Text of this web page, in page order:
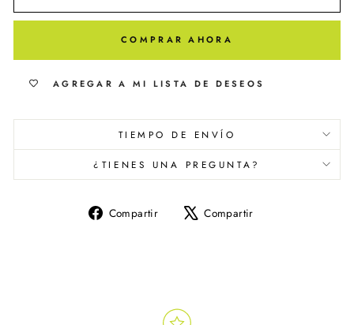
COMPRAR AHORA
AGREGAR A MI LISTA DE DESEOS
TIEMPO DE ENVÍO
¿TIENES UNA PREGUNTA?
Compartir
CompartirCompartir